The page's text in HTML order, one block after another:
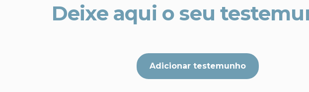
Deixe aqui o seu
Adicionar testemunho